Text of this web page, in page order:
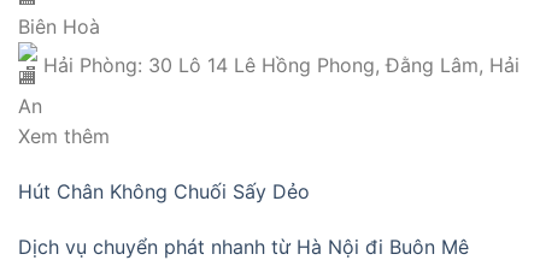
Biên Hoà
Hải Phòng: 30 Lô 14 Lê Hồng Phong, Đằng Lâm, Hải
An
Xem thêm
Hút Chân Không Chuối Sấy Dẻo
Dịch vụ chuyển phát nhanh từ Hà Nội đi Buôn Mê